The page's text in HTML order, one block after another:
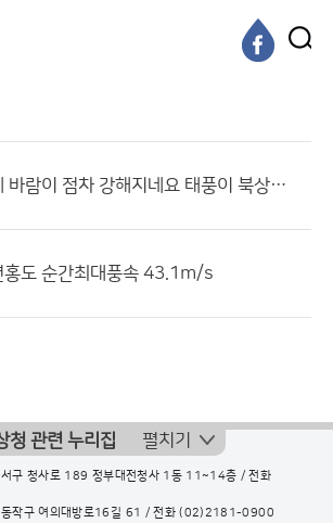
서울에 바람이 점차 강해지네요 태풍이 북상해서 그런가요?
홍도 순간최대풍속 43.1m/s
청 관련 누리집 펼치기
구 청사로 189 정부대전청사 1동 11~14층 / 전화
작구 여의대방로16길 61 / 전화(02)2181-0900